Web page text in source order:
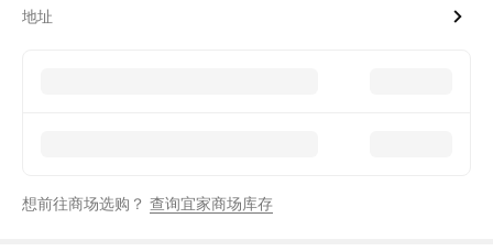
地址
想前往商场选购？ 查询宜家商场库存